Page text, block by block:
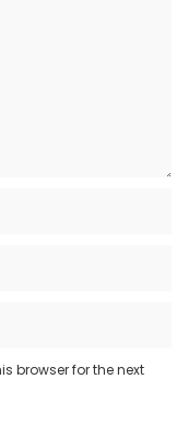
browser for the next